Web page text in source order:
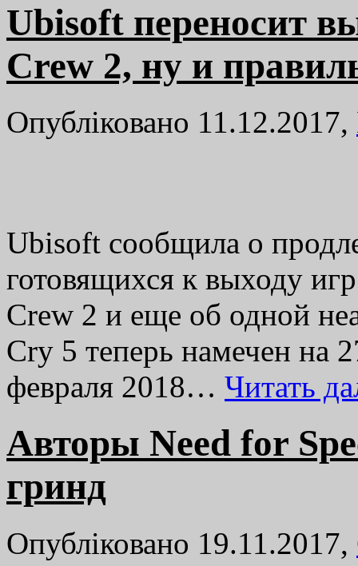
Ubisoft переносит
Crew 2, ну и
Опубліковано 11.12.2017,
Ubisoft сообщила о
готовящихся к выходу
Crew 2 и еще об одной
Cry 5 теперь намечен на
февраля 2018… Читать
Авторы Need for
гринд
Опубліковано 19.11.2017,